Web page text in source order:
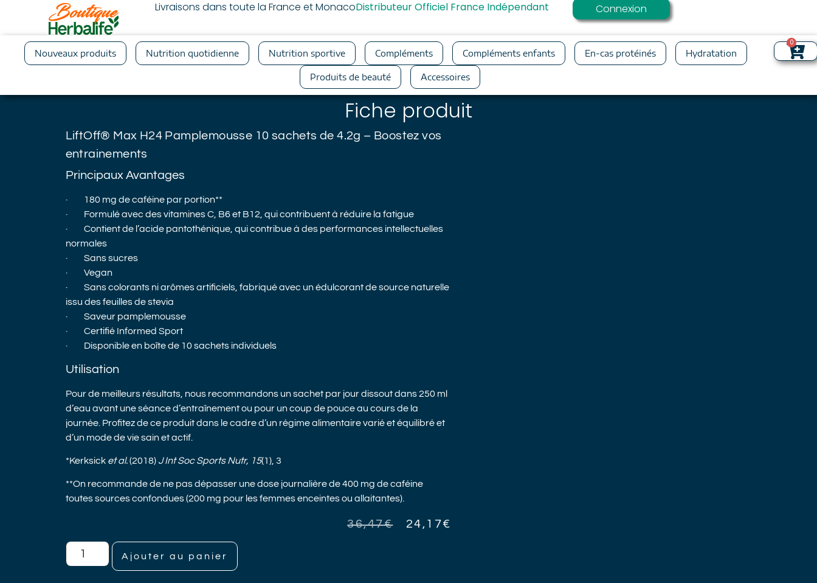
Livraisons dans toute la France et MonacoDistributeur Officiel France Indépendant Connexion
Nouveaux produits Nutrition quotidienne Nutrition sportive Compléments Compléments enfants En-cas protéinés Hydratation
Produits de beauté Accessoires
0
Fiche produit
LiftOff® Max H24 Pamplemousse 10 sachets de 4.2g – Boostez vos
entrainements
Principaux Avantages
· 180 mg de caféine par portion**
· Formulé avec des vitamines C, B6 et B12, qui contribuent à réduire la fatigue
· Contient de l’acide pantothénique, qui contribue à des performances intellectuelles
normales
· Sans sucres
· Vegan
· Sans colorants ni arômes artificiels, fabriqué avec un édulcorant de source naturelle
issu des feuilles de stevia
· Saveur pamplemousse
· Certifié Informed Sport
· Disponible en boîte de 10 sachets individuels
Utilisation
Pour de meilleurs résultats, nous recommandons un sachet par jour dissout dans 250 ml
d’eau avant une séance d’entraînement ou pour un coup de pouce au cours de la
journée. Profitez de ce produit dans le cadre d’un régime alimentaire varié et équilibré et
d’un mode de vie sain et actif.
*Kerksick et al.(2018) J Int Soc Sports Nutr, 15(1), 3
**On recommande de ne pas dépasser une dose journalière de 400 mg de caféine
toutes sources confondues (200 mg pour les femmes enceintes ou allaitantes).
36,47€ 24,17€
Ajouter au panier